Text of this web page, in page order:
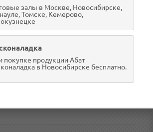
залы в Москве, Новосибирске,
Томске, Кемерово,
покупке продукции Абат
в Новосибирске бесплатно.